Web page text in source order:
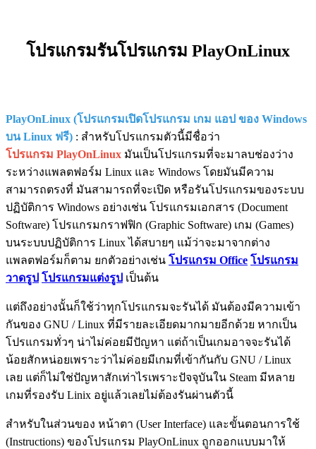
โปรแกรมรันโปรแกรม PlayOnLinux
PlayOnLinux (โปรแกรมเปิดโปรแกรม เกม แอป ของ Windows
บน Linux ฟรี) : สำหรับโปรแกรมตัวนี้มีชื่อว่า
โปรแกรม PlayOnLinux มันเป็นโปรแกรมที่จะมาลบช่องว่าง
ระหว่างแพลตฟอร์ม Linux และ Windows โดยมันมีความ
สามารถตรงที่ มันสามารถที่จะเปิด หรือรันโปรแกรมของระบบ
ปฏิบัติการ Windows อย่างเช่น โปรแกรมเอกสาร (Document
Software) โปรแกรมกราฟฟิก (Graphic Software) เกม (Games)
บนระบบปฏิบัติการ Linux ได้สบายๆ แม้ว่าจะมาจากต่าง
แพลตฟอร์มก็ตาม ยกตัวอย่างเช่น โปรแกรม Office โปรแกรม
วาดรูป โปรแกรมแต่งรูป เป็นต้น
แต่ถึงอย่างนั้นก็ใช้ว่าทุกโปรแกรมจะรันได้ มันต้องมีความเข้า
กันของ GNU / Linux ที่มีรายละเอียดมากมายอีกด้วย หากเป็น
โปรแกรมทั่วๆ น่าไม่ค่อยมีปัญหา แต่ถ้าเป็นเกมอาจจะรันได้
น้อยสักหน่อยเพราะว่าไม่ค่อยมีเกมที่เข้ากันกับ GNU / Linux
เลย แต่ก็ไม่ใช่ปัญหาสักเท่าไรเพราะปัจจุบันใน Steam มีหลาย
เกมที่รองรับ Linix อยู่แล้วเลยไม่ต้องรันผ่านตัวนี้
สำหรับในส่วนของ หน้าตา (User Interface) และขั้นตอนการใช้
(Instructions) ของโปรแกรม PlayOnLinux ถูกออกแบบมาให้